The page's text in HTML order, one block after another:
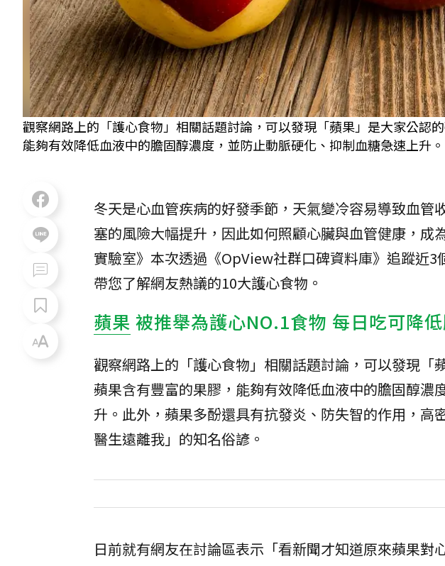
觀察網路上的「護心食物」相關話題討論，可以發現「蘋果」是大家公認
能夠有效降低血液中的膽固醇濃度，並防止動脈硬化、抑制血糖急速上升
冬天是心血管疾病的好發季節，天氣變冷容易導致血管
塞的風險大幅提升，因此如何照顧心臟與血管健康，成
實驗室》本次透過《OpView社群口碑資料庫》追蹤近3
帶您了解網友熱議的10大護心食物。
蘋果 被推舉為護心NO.1食物 每日吃可降
觀察網路上的「護心食物」相關話題討論，可以發現「
蘋果含有豐富的果膠，能夠有效降低血液中的膽固醇濃
升。此外，蘋果多酚還具有抗發炎、防失智的作用，高
醫生遠離我」的知名俗諺。
日前就有網友在討論區表示「看新聞才知道原來蘋果